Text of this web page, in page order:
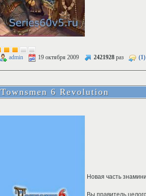
admin 19 октября 2009 2421928 раз (1)
Townsmen 6 Revolution
Новая часть
Вы правитель